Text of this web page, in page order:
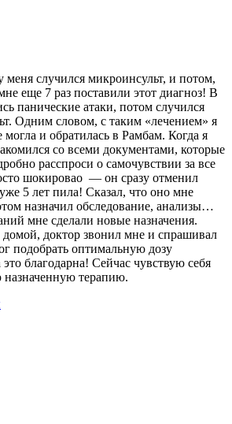
меня случился микроинсульт, и потом,
еще 7 раз поставили этот диагноз! В
панические атаки, потом случился
Одним словом, с таким «лечением» я
и обратилась в Рамбам. Когда я
со всеми документами, которые
расспроси о самочувствии за все
шокировао — он сразу отменил
5 лет пила! Сказал, что оно мне
назначил обследование, анализы…
мне сделали новые назначения.
домой, доктор звонил мне и спрашивал
подобрать оптимальную дозу
это благодарна! Сейчас чувствую себя
терапию.